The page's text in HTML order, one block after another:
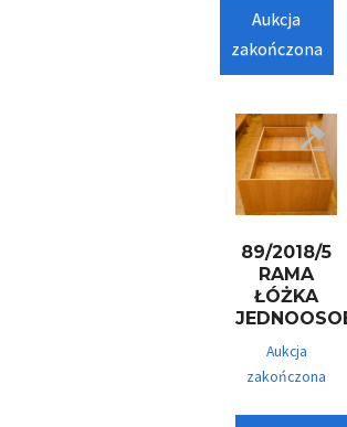
Aukcja
zakończona
89/2018/5
RAMA
ŁÓŻKA
Aukcja
zakończona